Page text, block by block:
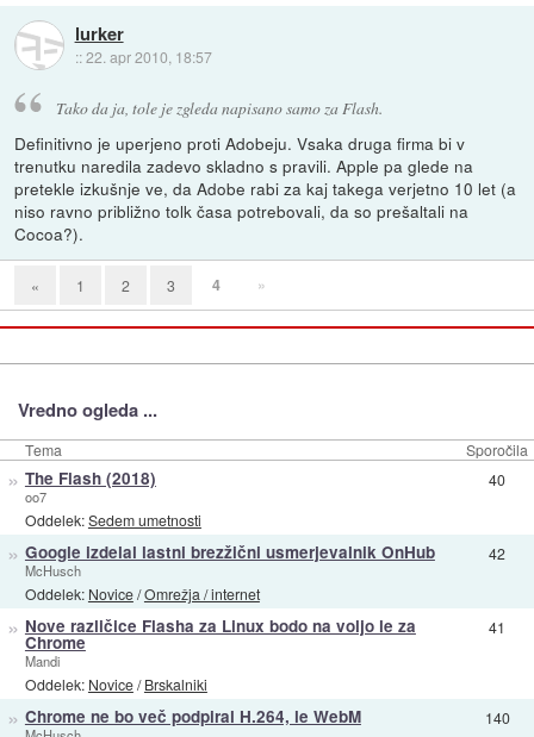
lurker
::22. apr 2010, 18:57
Tako da ja, tole je zgleda napisano samo za Flash.
Definitivno je uperjeno proti Adobeju. Vsaka druga firma bi v
trenutku naredila zadevo skladno s pravili. Apple pa glede na
pretekle izkušnje ve, da Adobe rabi za kaj takega verjetno 10 let (a
niso ravno približno tolk časa potrebovali, da so prešaltali na
Cocoa?).
« 1 2 3 4 »
Vredno ogleda ...
Tema Sporočila
» The Flash (2018)
oo7
Oddelek:Sedem umetnosti
40
» Google izdelal lastni brezžični usmerjevalnik OnHub
McHusch
Oddelek: Novice/Omrežja / internet
42
» Nove različice Flasha za Linux bodo na voljo le za
Chrome
Mandi
Oddelek: Novice/Brskalniki
41
» Chrome ne bo več podpiral H.264, le WebM 140